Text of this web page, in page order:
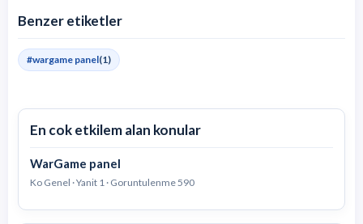
Benzer etiketler
#wargame panel(1)
En cok etkilem alan konular
WarGame panel
Ko Genel · Yanit 1 · Goruntulenme 590